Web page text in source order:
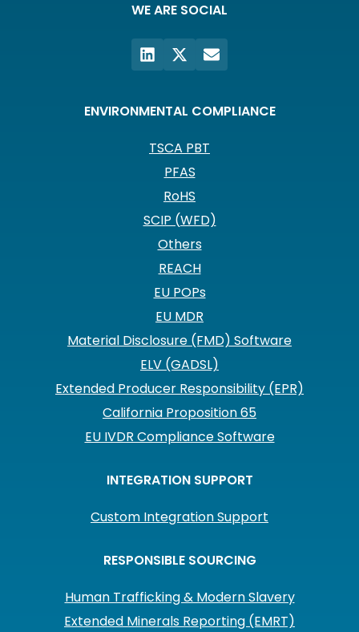
WE ARE SOCIAL
ENVIRONMENTAL COMPLIANCE
TSCA PBT
PFAS
RoHS
SCIP (WFD)
Others
REACH
EU POPs
EU MDR
Material Disclosure (FMD) Software
ELV (GADSL)
Extended Producer Responsibility (EPR)
California Proposition 65
EU IVDR Compliance Software
INTEGRATION SUPPORT
Custom Integration Support
RESPONSIBLE SOURCING
Human Trafficking & Modern Slavery
Extended Minerals Reporting (EMRT)